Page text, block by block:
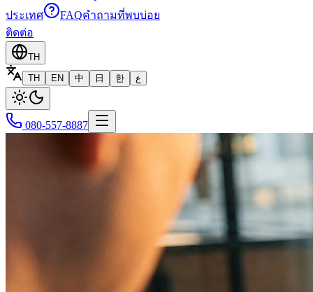
ประเทศ
FAQคำถามที่พบบ่อย
ติดต่อ
TH
TH
EN 中 日 한 ع
080-557-8887